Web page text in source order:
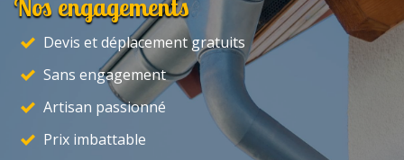
Nos engagements
Devis et déplacement gratuits
Sans engagement
Artisan passionné
Prix imbattable